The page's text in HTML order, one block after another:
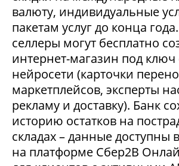
валюту, индивидуальные
пакетам услуг до конца
селлеры могут бесплатно
интернет-магазин под
нейросети (карточки
маркетплейсов, эксперты
рекламу и доставку). Банк
историю остатков на
складах – данные доступны
на платформе Сбер2В